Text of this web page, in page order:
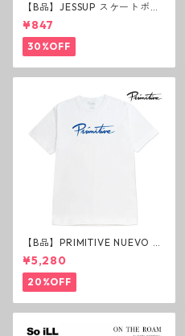
【B品】JESSUP スケートボー
ド グリップテープ ウルトラグ
リップ ホワイト デッキテープ
ジェスアップ ジェサップ
¥847
30%OFF
【B品】PRIMITIVE NUEVO SC
RIPT HW TEE WHITE ヘビー
ウェイトTシャツ ホワイト プ
リミティブ
¥5,280
20%OFF